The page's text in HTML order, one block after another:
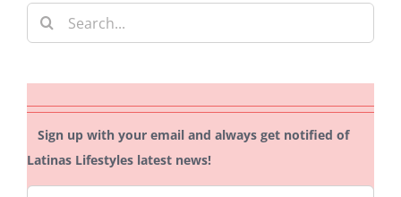
Search
for:
Sign up with your email and always get notified of
Latinas Lifestyles latest news!